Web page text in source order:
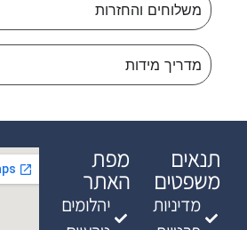
משלוחים והחזרות
מדריך מידות
מפת
האתר
יהלומים
תנאים
משפטים
מדיניות